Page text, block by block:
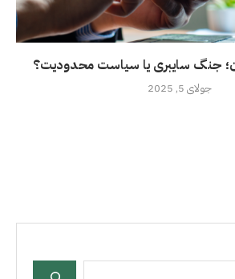
جنگ سایبری یا سیاست محدودیت؟
جولای 5, 2025